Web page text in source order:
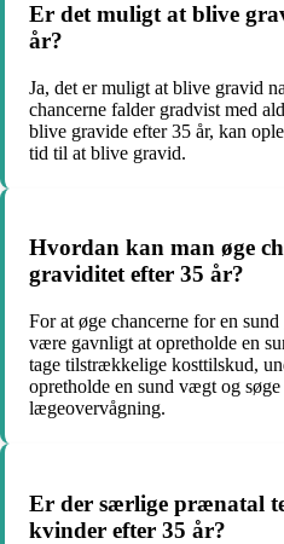
Er det muligt at blive
år?
Ja, det er muligt at blive gravid
chancerne falder gradvist med
blive gravide efter 35 år, kan
tid til at blive gravid.
Hvordan kan man øge
graviditet efter 35 år?
For at øge chancerne for en
være gavnligt at opretholde en
tage tilstrækkelige kosttilskud,
opretholde en sund vægt og
lægeovervågning.
Er der særlige prænatal
kvinder efter 35 år?